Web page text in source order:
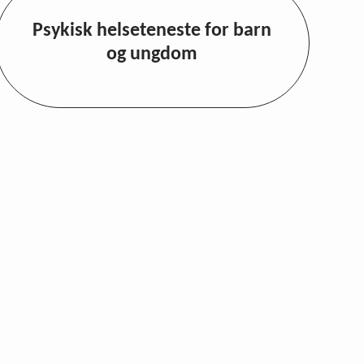
Psykisk helseteneste for barn
og ungdom